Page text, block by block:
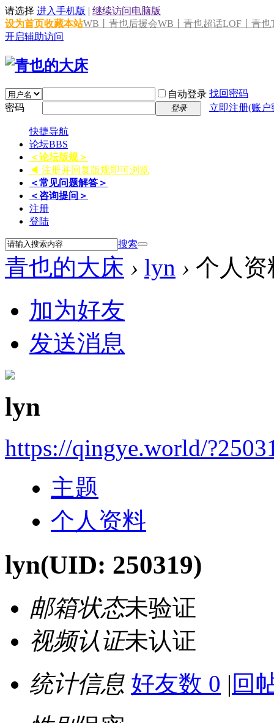
请选择 进入手机版 | 继续访问电脑版
设为首页收藏本站WB丨青也后援会WB丨青也超话LOF丨青也
开启辅助访问
自动登录 找回密码
密码
登录 立即注册(账
快捷导航
论坛BBS
＜论坛版规＞
◀ 注册并回复版规即可浏览
＜常见问题解答＞
＜咨询提问＞
注册
登陆
搜索
青也的大床 › lyn › 个人资
加为好友
发送消息
lyn
https://qingye.world/
主题
个人资料
lyn(UID: 250319)
邮箱状态未验证
视频认证未认证
统计信息 好友数 0 | 回